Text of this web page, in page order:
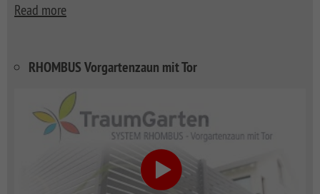
Read more
RHOMBUS Vorgartenzaun mit Tor